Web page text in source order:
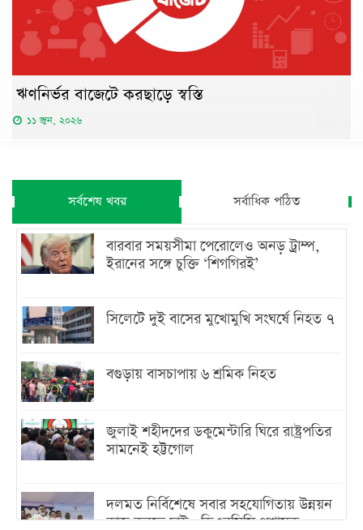
ঋণনির্ভর বাজেটে করছাড়ে স্বস্তি
১১ জুন, ২০২৬
সর্বশেষ খবর সর্বাধিক পঠিত
বারবার সময়সীমা পেরোলেও অনড় ট্রাম্প,
ইরানের সঙ্গে চুক্তি ‘শিগগিরই’
সিলেটে দুই বাসের মুখোমুখি সংঘর্ষে নিহত ৭
বগুড়ায় বাসচাপায় ৬ শ্রমিক নিহত
জুলাই শহীদদের ডকুমেন্টারি ঘিরে রাষ্ট্রপতির
সামনেই হট্টগোল
দলমত নির্বিশেষে সবার সহযোগিতায় উন্নয়ন
কাজ করতে চাই : ডিএনসিসি প্রশাসক